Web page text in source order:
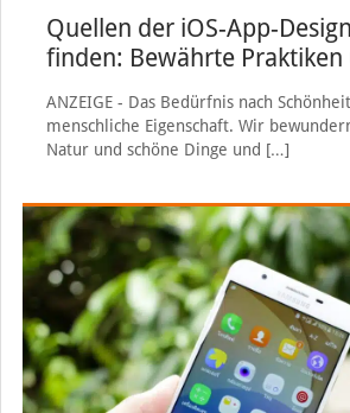
Quellen der iOS-App-
finden: Bewährte Praktiken
ANZEIGE - Das Bedürfnis nach
menschliche Eigenschaft. Wir
Natur und schöne Dinge und […]